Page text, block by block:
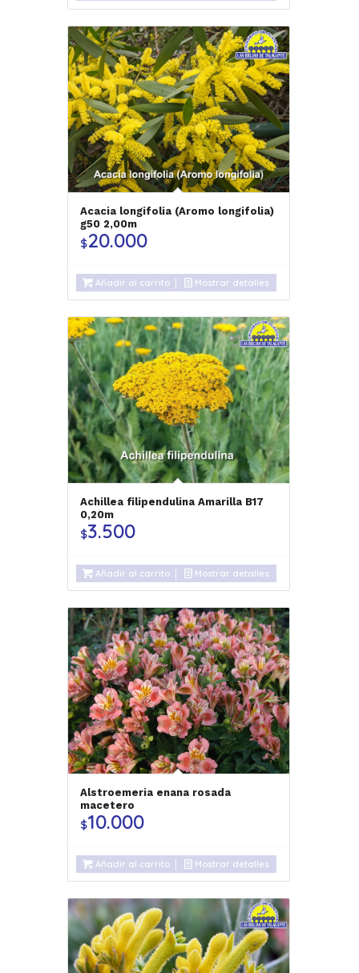
Acacia longifolia (Aromo longifolia)
g50 2,00m
$20.000
Añadir al carrito Mostrar detalles
Achillea filipendulina Amarilla B17
0,20m
$3.500
Añadir al carrito Mostrar detalles
Alstroemeria enana rosada
macetero
$10.000
Añadir al carrito Mostrar detalles